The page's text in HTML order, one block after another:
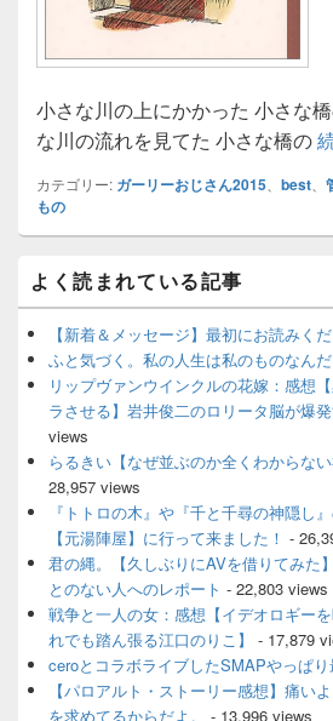
小さな川の上にかかった 小さな
な川の流れを見てた 小さな橋の
カテゴリー: ガーリーおじさん2015 best
もの
ン
サ
イ
ィ
ェ
エ
ア
よく読まれている記事
【新着＆メッセージ】最初にお読みくだ
ふと気づく。私の人生は私のものなん
リップヴァンウインクルの花嫁：感想
ラさせる】岩井俊二のロリータ脳が爆
views
らるきい【なぜ並ぶのか全くわからな
28,957 views
『トトロの木』や『千と千尋の神隠し
【元湯陣屋】に行って来ました！ -
君の縄。【久しぶりにAVを借りてみた
とのない人へのレポート - 22,803 views
戦争と一人の女：感想【イデオロギー
れでも踏ん張る江口のりこ】
- 17,879
ceroとコラボライブしたSMAPやっぱり
【パロアルト・ストーリー感想】痛い
を求めてるからだよ。
- 13,996 views